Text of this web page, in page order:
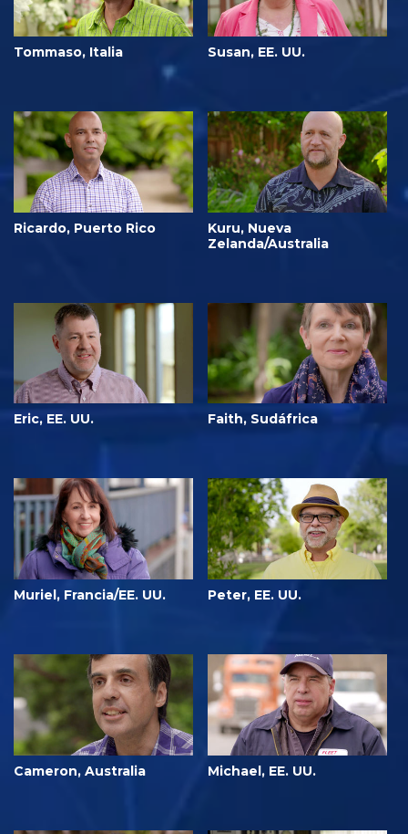
Tommaso, Italia Susan, EE. UU.
Ricardo, Puerto Rico
Kuru, Nueva
Zelanda/Australia
Eric, EE. UU. Faith, Sudáfrica
Muriel, Francia/EE. UU. Peter, EE. UU.
Cameron, Australia Michael, EE. UU.